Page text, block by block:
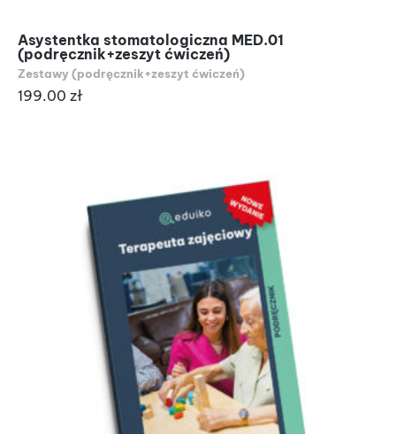
Asystentka stomatologiczna MED.01
(podręcznik+zeszyt ćwiczeń)
Zestawy (podręcznik+zeszyt ćwiczeń)
199.00 zł